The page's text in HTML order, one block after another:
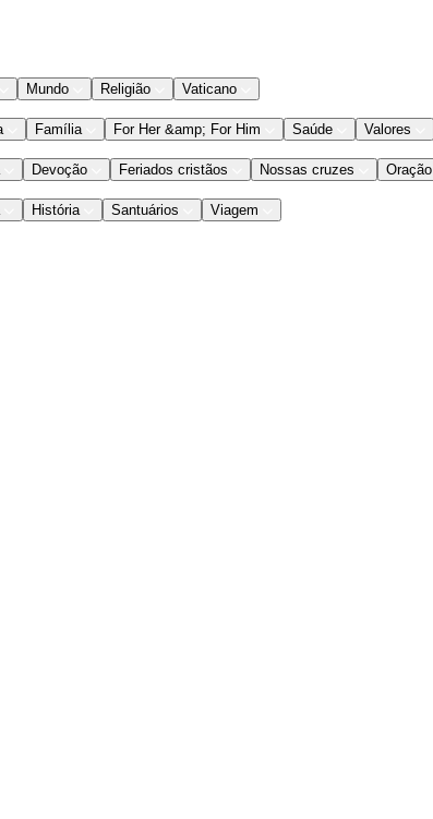
Mundo Religião Vaticano
Família For Her &amp; For Him Saúde Valores
Devoção Feriados cristãos Nossas cruzes Oração
História Santuários Viagem